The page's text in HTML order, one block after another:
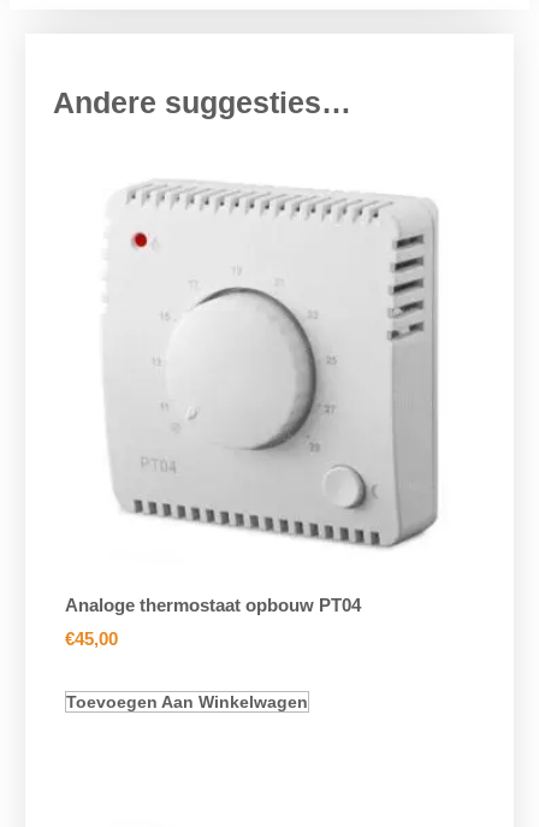
Andere suggesties…
Analoge thermostaat opbouw PT04
€45,00
Toevoegen Aan Winkelwagen